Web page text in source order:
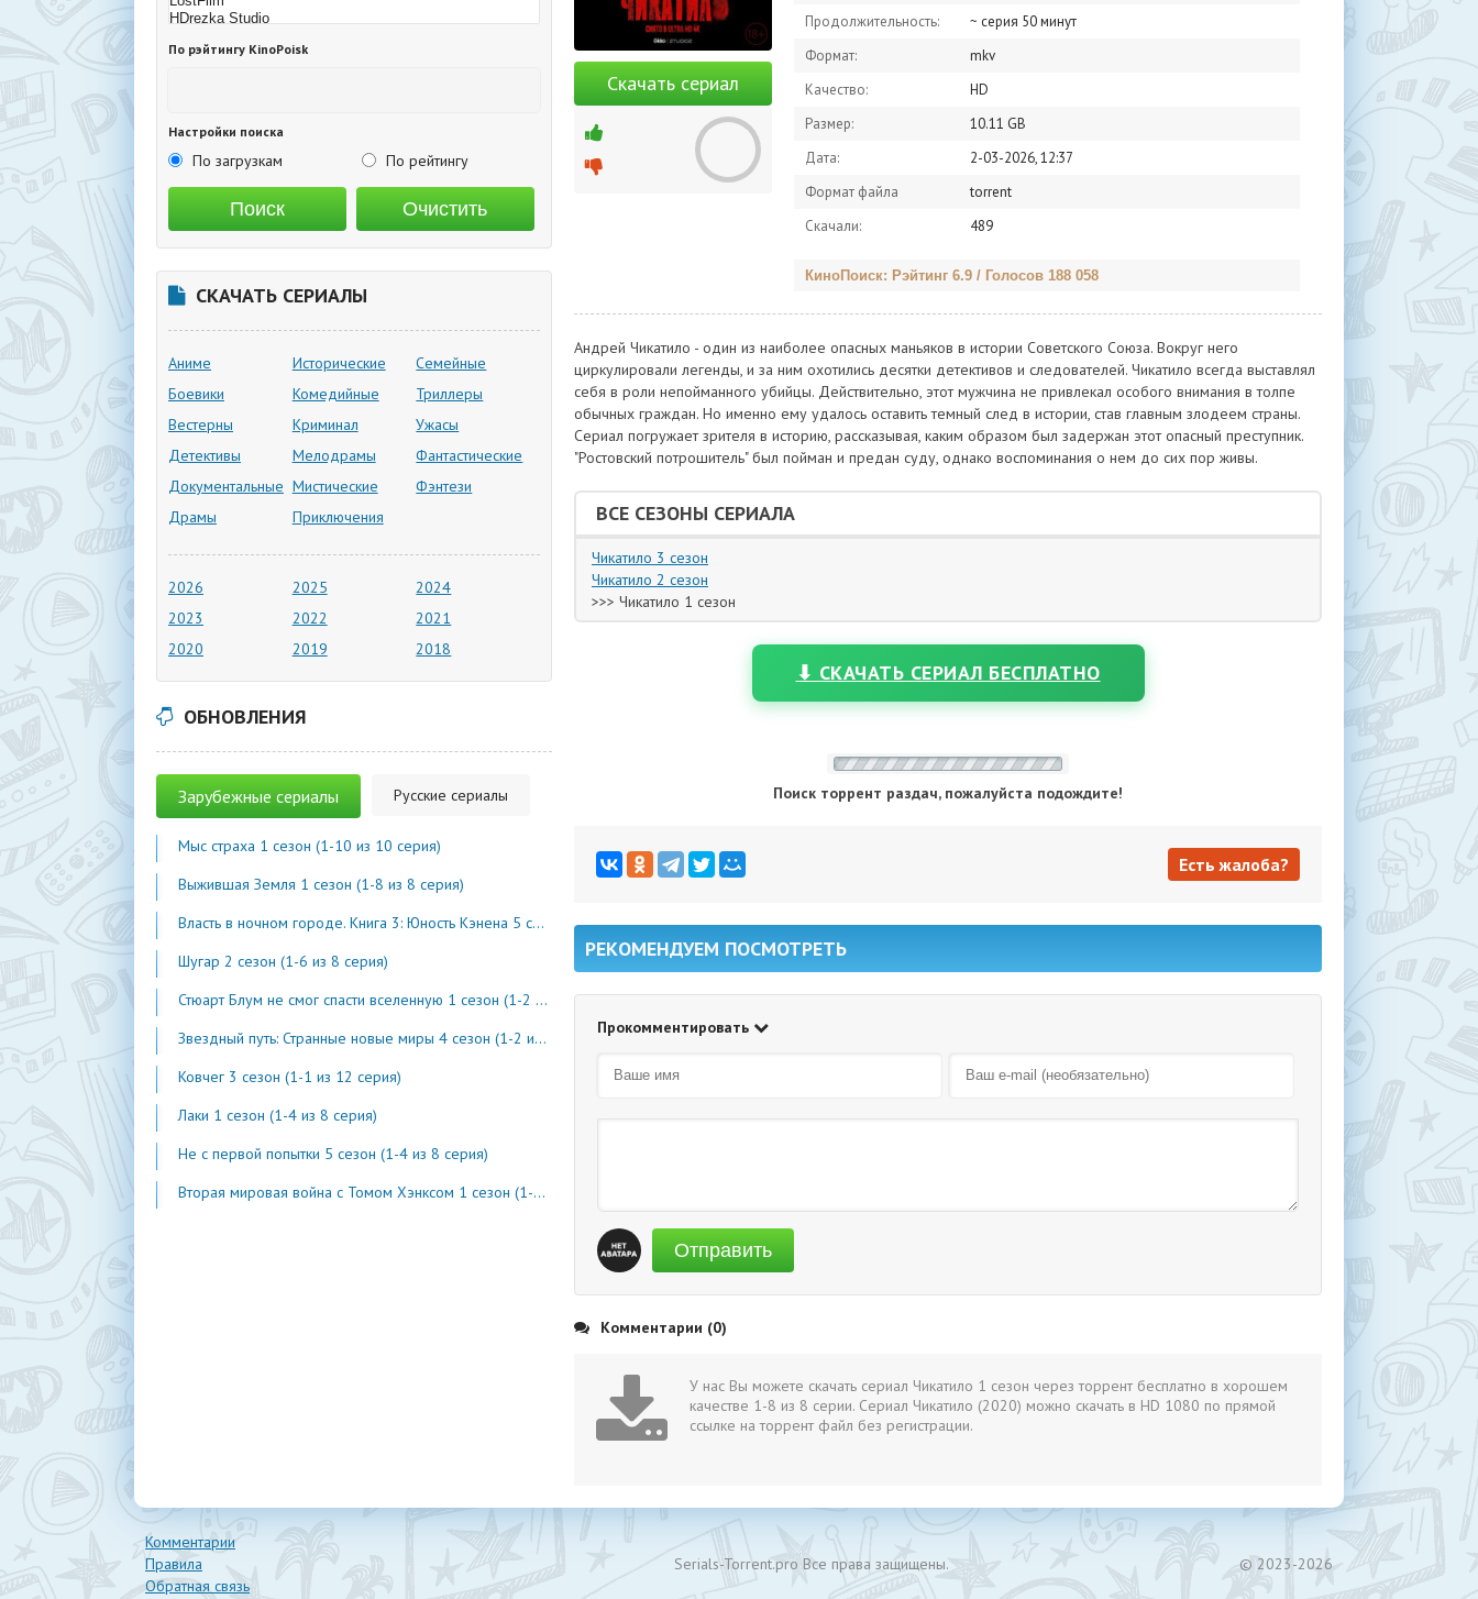
Скачать сериал
Продолжительность:
~ серия 50 минут
Формат:
mkv
Качество:
HD
Размер:
10.11 GB
Дата:
2-03-2026, 12:37
Формат файла
torrent
Скачали:
489
КиноПоиск: Рэйтинг 6.9 / Голосов 188 058
Андрей Чикатило - один из наиболее опасных маньяков в истории Советского Союза. Вокруг него
циркулировали легенды, и за ним охотились десятки детективов и следователей. Чикатило всегда выставлял
себя в роли непойманного убийцы. Действительно, этот мужчина не привлекал особого внимания в толпе
обычных граждан. Но именно ему удалось оставить темный след в истории, став главным злодеем страны.
Сериал погружает зрителя в историю, рассказывая, каким образом был задержан этот опасный преступник.
"Ростовский потрошитель" был пойман и предан суду, однако воспоминания о нем до сих пор живы.
ВСЕ СЕЗОНЫ СЕРИАЛА
Чикатило 3 сезон
Чикатило 2 сезон
>>> Чикатило 1 сезон
⬇ СКАЧАТЬ СЕРИАЛ БЕСПЛАТНО
Поиск торрент раздач, пожалуйста подождите!
Есть жалоба?
РЕКОМЕНДУЕМ ПОСМОТРЕТЬ
Прокомментировать
Отправить
Комментарии (0)
У нас Вы можете скачать сериал Чикатило 1 сезон через торрент бесплатно в хорошем
качестве 1-8 из 8 серии. Сериал Чикатило (2020) можно скачать в HD 1080 по прямой
ссылке на торрент файл без регистрации.
По рэйтингу KinoPoisk
Настройки поиска
По загрузкам По рейтингу
СКАЧАТЬ СЕРИАЛЫ
Аниме
Боевики
Вестерны
Детективы
Документальные
Драмы
Исторические
Комедийные
Криминал
Мелодрамы
Мистические
Приключения
Семейные
Триллеры
Ужасы
Фантастические
Фэнтези
2026 2025
2024
2023
2022
2021
2020
2019 2018
ОБНОВЛЕНИЯ
Зарубежные сериалы Русские сериалы
Мыс страха 1 сезон (1-10 из 10 серия)
Выжившая Земля 1 сезон (1-8 из 8 серия)
Власть в ночном городе. Книга 3: Юность Кэнена 5 сезон (1-7 из 10 серия)
Шугар 2 сезон (1-6 из 8 серия)
Стюарт Блум не смог спасти вселенную 1 сезон (1-2 из 8 серия)
Звездный путь: Странные новые миры 4 сезон (1-2 из 10 серия)
Ковчег 3 сезон (1-1 из 12 серия)
Лаки 1 сезон (1-4 из 8 серия)
Не с первой попытки 5 сезон (1-4 из 8 серия)
Вторая мировая война с Томом Хэнксом 1 сезон (1-20 из 20 серия)
Комментарии
Правила
Обратная связь
Serials-Torrent.pro Все права защищены. © 2023-2026